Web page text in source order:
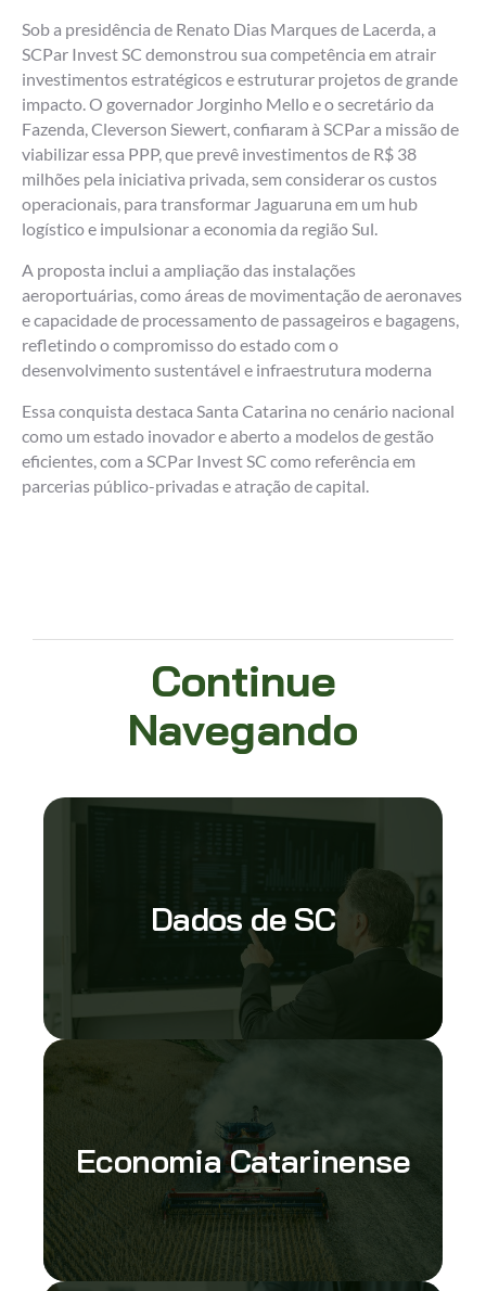
Sob a presidência de Renato Dias Marques de Lacerda, a
SCPar Invest SC demonstrou sua competência em atrair
investimentos estratégicos e estruturar projetos de grande
impacto. O governador Jorginho Mello e o secretário da
Fazenda, Cleverson Siewert, confiaram à SCPar a missão de
viabilizar essa PPP, que prevê investimentos de R$ 38
milhões pela iniciativa privada, sem considerar os custos
operacionais, para transformar Jaguaruna em um hub
logístico e impulsionar a economia da região Sul.
A proposta inclui a ampliação das instalações
aeroportuárias, como áreas de movimentação de aeronaves
e capacidade de processamento de passageiros e bagagens,
refletindo o compromisso do estado com o
desenvolvimento sustentável e infraestrutura moderna​
Essa conquista destaca Santa Catarina no cenário nacional
como um estado inovador e aberto a modelos de gestão
eficientes, com a SCPar Invest SC como referência em
parcerias público-privadas e atração de capital.
Continue
Navegando
Dados de SC
Economia Catarinense